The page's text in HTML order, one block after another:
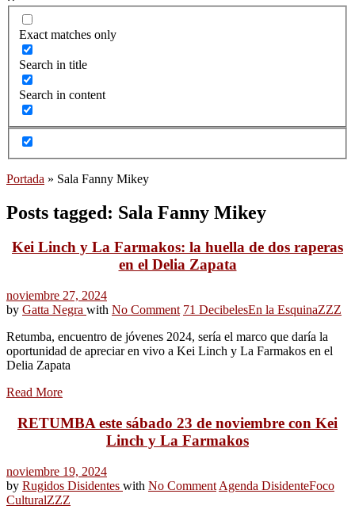
Exact matches only
Search in title
Search in content
Portada » Sala Fanny Mikey
Posts tagged: Sala Fanny Mikey
Kei Linch y La Farmakos: la huella de dos raperas
en el Delia Zapata
noviembre 27, 2024
by Gatta Negra with No Comment 71 DecibelesEn la EsquinaZZZ
Retumba, encuentro de jóvenes 2024, sería el marco que daría la
oportunidad de apreciar en vivo a Kei Linch y La Farmakos en el
Delia Zapata
Read More
RETUMBA este sábado 23 de noviembre con Kei
Linch y La Farmakos
noviembre 19, 2024
by Rugidos Disidentes with No Comment Agenda DisidenteFoco
CulturalZZZ